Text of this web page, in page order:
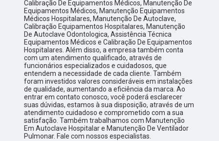
Calibração De Equipamentos Médicos, Manutenção De
Equipamentos Médicos, Manutenção Equipamentos
Médicos Hospitalares, Manutenção De Autoclave,
Calibração Equipamentos Hospitalares, Manutenção
De Autoclave Odontologica, Assistência Técnica
Equipamentos Médicos e Calibração De Equipamentos
Hospitalares. Além disso, a empresa também conta
com um atendimento qualificado, através de
funcionários especializados e cuidadosos, que
entendem a necessidade de cada cliente. Também
foram investidos valores consideráveis em instalações
de qualidade, aumentando a eficiência da marca. Ao
entrar em contato conosco, você poderá esclarecer
suas dúvidas, estamos à sua disposição, através de um
atendimento cuidadoso e comprometido com a sua
satisfação. Também trabalhamos com Manutenção
Em Autoclave Hospitalar e Manutenção De Ventilador
Pulmonar. Fale com nossos especialistas.